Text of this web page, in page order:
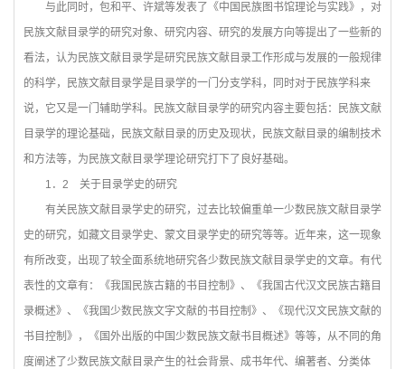
与此同时，包和平、许斌等发表了《中国民族图书馆理论与实践》，对
民族文献目录学的研究对象、研究内容、研究的发展方向等提出了一些新的
看法，认为民族文献目录学是研究民族文献目录工作形成与发展的一般规律
的科学，民族文献目录学是目录学的一门分支学科，同时对于民族学科来
说，它又是一门辅助学科。民族文献目录学的研究内容主要包括：民族文献
目录学的理论基础，民族文献目录的历史及现状，民族文献目录的编制技术
和方法等，为民族文献目录学理论研究打下了良好基础。
1 ．2 关于目录学史的研究
有关民族文献目录学史的研究，过去比较偏重单一少数民族文献目录学
史的研究，如藏文目录学史、蒙文目录学史的研究等等。近年来，这一现象
有所改变，出现了较全面系统地研究各少数民族文献目录学史的文章。有代
表性的文章有：《我国民族古籍的书目控制》、《我国古代汉文民族古籍目
录概述》、《我国少数民族文字文献的书目控制》、《现代汉文民族文献的
书目控制》，《国外出版的中国少数民族文献书目概述》等等，从不同的角
度阐述了少数民族文献目录产生的社会背景、成书年代、编著者、分类体